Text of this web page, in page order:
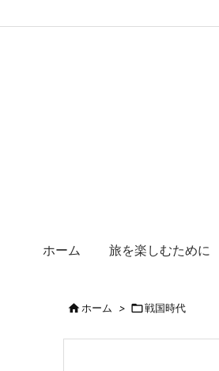
ホーム 旅を楽しむために
ホーム > 戦国時代